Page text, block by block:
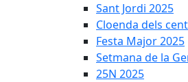
Sant Jordi 2025
Cloenda dels
Festa Major 2025
Setmana de la
25N 2025